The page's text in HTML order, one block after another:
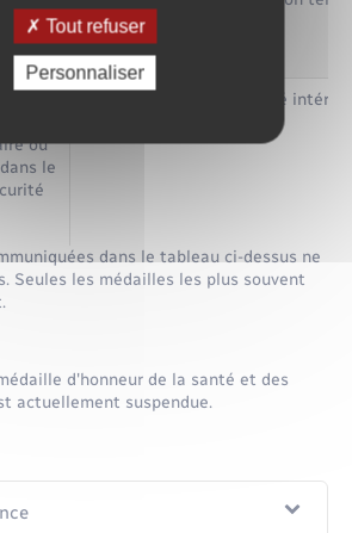
de
ou
le
Médaille de la sécurité
dans le tableau ci-dessus ne
Seules les médailles les plus souvent
d'honneur de la santé et des
actuellement suspendue.
Tout refuser
Personnaliser